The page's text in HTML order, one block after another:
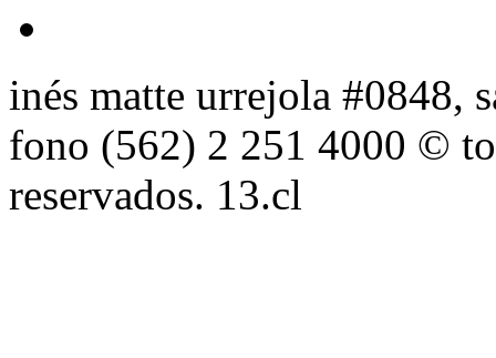
inés matte urrejola #0848,
fono (562) 2 251 4000 ©
reservados. 13.cl